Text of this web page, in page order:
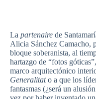
La partenaire de
Alicia Sánchez Camacho,
bloque soberanista, al
hartazgo de “fotos góticas”,
marco arquitectónico
Generalitato a que los
fantasmas (¿será un alusión